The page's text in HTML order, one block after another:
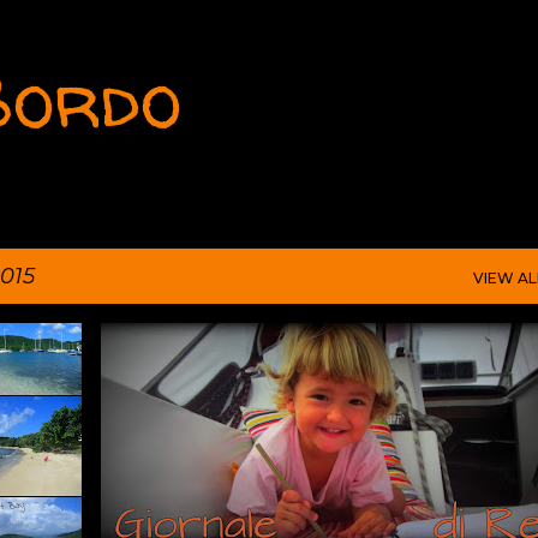
VIEW
CARAIBI REVA VAGABOND